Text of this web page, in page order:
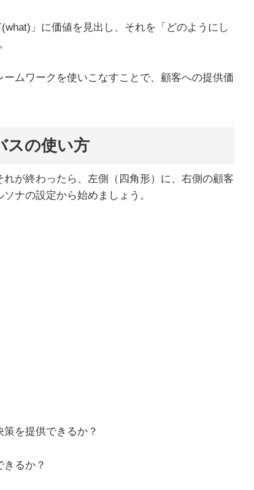
」に価値を見出し、それを「どのようにし
ムワークを使いこなすことで、顧客への提供価
スの使い方
が終わったら、左側（四角形）に、右側の顧客
ナの設定から始めましょう。
を提供できるか？
るか？